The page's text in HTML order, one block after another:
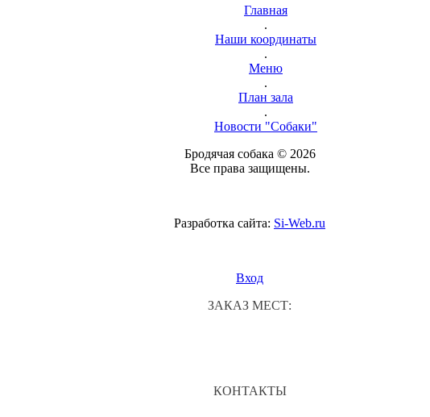
Главная
.
Наши координаты
.
Меню
.
План зала
.
Новости "Собаки"
Бродячая собака © 2026
Все права защищены.
Разработка сайта: Si-Web.ru
Вход
ЗАКАЗ МЕСТ:
КОНТАКТЫ